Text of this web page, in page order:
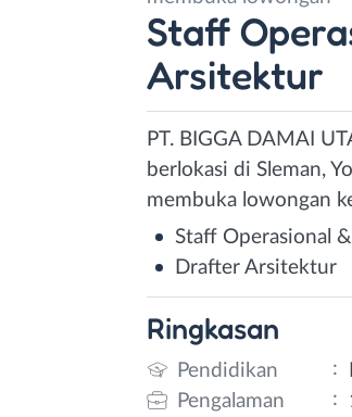
Staff
Arsitektur
PT. BIGGA DAMAI
berlokasi di Sleman,
membuka lowongan
Staff Operasional
Drafter Arsitektur
Ringkasan
Pendidikan :
Pengalaman
: